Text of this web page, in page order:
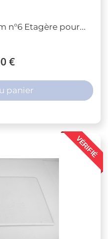
n°6 Etagère pour...
€
panier
VÉRIFIÉ